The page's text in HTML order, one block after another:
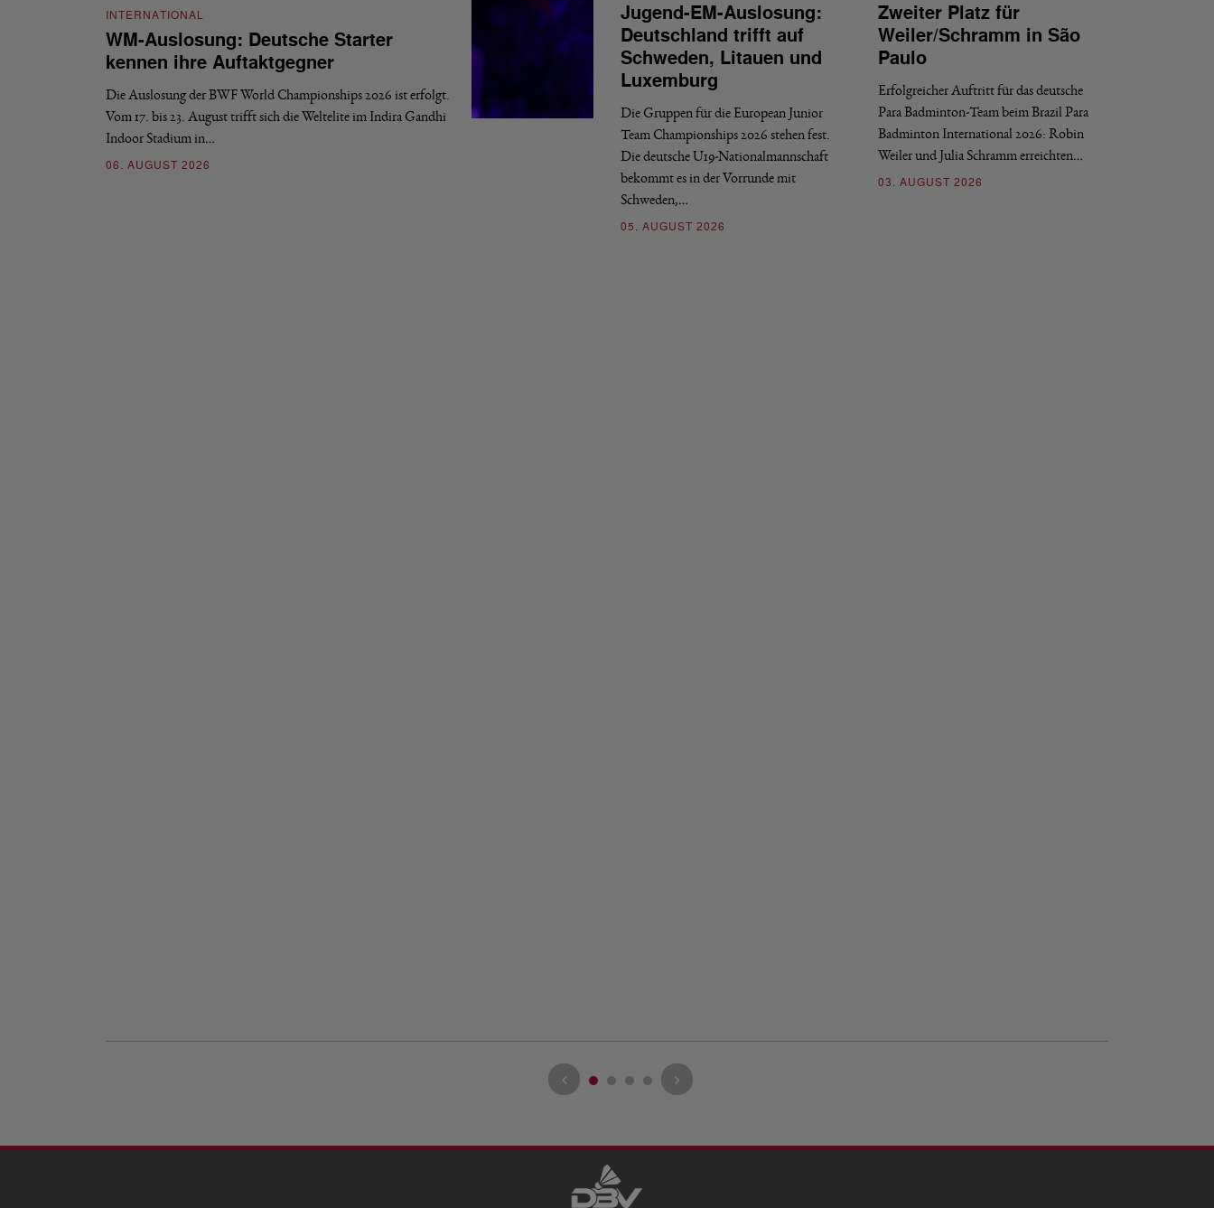
INTERNATIONAL
WM-Auslosung: Deutsche Starter
kennen ihre Auftaktgegner
Die Auslosung der BWF World Championships 2026 ist erfolgt.
Vom 17. bis 23. August trifft sich die Weltelite im Indira Gandhi
Indoor Stadium in…
06. AUGUST 2026
Jugend-EM-Auslosung:
Deutschland trifft auf
Schweden, Litauen und
Luxemburg
Die Gruppen für die European Junior
Team Championships 2026 stehen fest.
Die deutsche U19-Nationalmannschaft
bekommt es in der Vorrunde mit
Schweden,…
05. AUGUST 2026
Zweiter Platz für
Weiler/Schramm in São
Paulo
Erfolgreicher Auftritt für das deutsche
Para Badminton-Team beim Brazil Para
Badminton International 2026: Robin
Weiler und Julia Schramm erreichten…
03. AUGUST 2026